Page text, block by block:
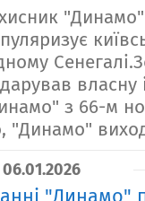
"Динамо"
власну
з 66-м
"Динамо"
06.01.2026